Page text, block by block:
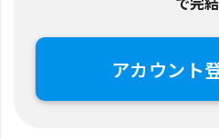
アカウント